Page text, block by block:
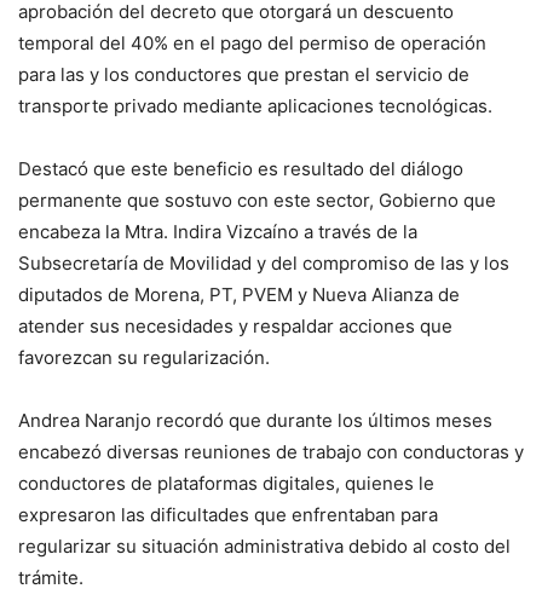
aprobación del decreto que otorgará un descuento
temporal del 40% en el pago del permiso de operación
para las y los conductores que prestan el servicio de
transporte privado mediante aplicaciones tecnológicas.
Destacó que este beneficio es resultado del diálogo
permanente que sostuvo con este sector, Gobierno que
encabeza la Mtra. Indira Vizcaíno a través de la
Subsecretaría de Movilidad y del compromiso de las y los
diputados de Morena, PT, PVEM y Nueva Alianza de
atender sus necesidades y respaldar acciones que
favorezcan su regularización.
Andrea Naranjo recordó que durante los últimos meses
encabezó diversas reuniones de trabajo con conductoras y
conductores de plataformas digitales, quienes le
expresaron las dificultades que enfrentaban para
regularizar su situación administrativa debido al costo del
trámite.